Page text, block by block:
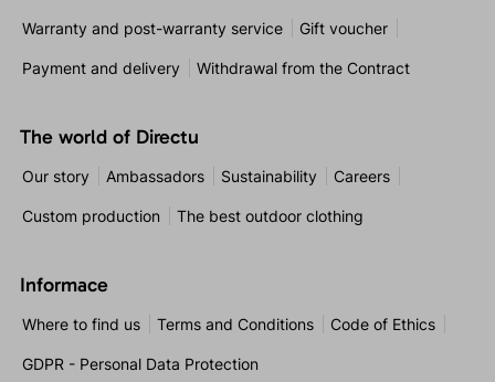
Warranty and post-warranty service Gift voucher
Payment and delivery Withdrawal from the Contract
The world of Directu
Our story Ambassadors Sustainability Careers
Custom production The best outdoor clothing
Informace
Where to find us Terms and Conditions Code of Ethics
GDPR - Personal Data Protection